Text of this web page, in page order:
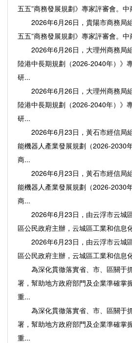
五五”商務發展規劃》專家評審會。
2026年6月26日，貴陽市商務局
五五”商務發展規劃》專家評審會。
2026年6月26日，大理州商務局
陸港中長期規劃（2026-2040年）》
研...
2026年6月26日，大理州商務局
陸港中長期規劃（2026-2040年）》
研...
2026年6月23日，黃石市經信局
能機器人產業發展規劃（2026-2030
商...
2026年6月23日，黃石市經信局
能機器人產業發展規劃（2026-2030
商...
2026年6月23日，由云浮市云城
區公民政府主辦，云城區工業和信息
2026年6月23日，由云浮市云城
區公民政府主辦，云城區工業和信息
為深化貫徹落實省、市、區關于
署，幫助地方政府部門及企業準確掌
重...
為深化貫徹落實省、市、區關于
署，幫助地方政府部門及企業準確掌
重...